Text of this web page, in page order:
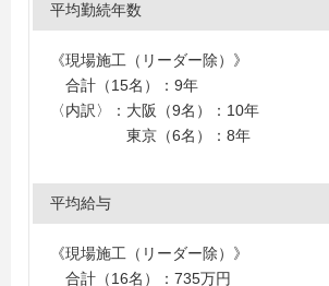
平均勤続年数
《現場施工（リーダー除）》
合計（15名）：9年
〈内訳〉：大阪（9名）：10年
東京（6名）：8年
平均給与
《現場施工（リーダー除）》
合計（16名）：735万円